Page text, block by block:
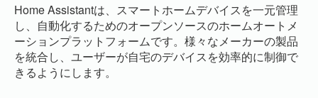
Home Assistantは、スマートホームデバイスを一元管理
し、自動化するためのオープンソースのホームオートメ
ーションプラットフォームです。様々なメーカーの製品
を統合し、ユーザーが自宅のデバイスを効率的に制御で
きるようにします。